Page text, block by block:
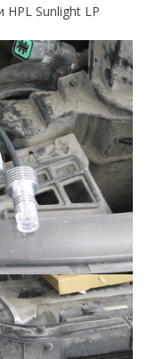
Sunlight LP